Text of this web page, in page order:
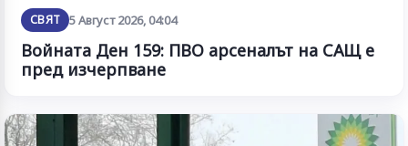
СВЯТ 5 Август 2026, 04:04
Войната Ден 159: ПВО арсеналът на САЩ е
пред изчерпване